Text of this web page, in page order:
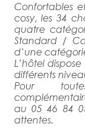
Confortables
cosy, les 34
quatre
Standard /
d’une
L’hôtel
différents
Pour
au 05 46 84
attentes.